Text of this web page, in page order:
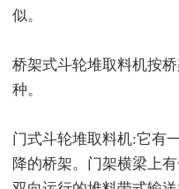
似。
桥架式斗轮堆取料机按
种。
门式斗轮堆取料机:它有
降的桥架。门架横梁上